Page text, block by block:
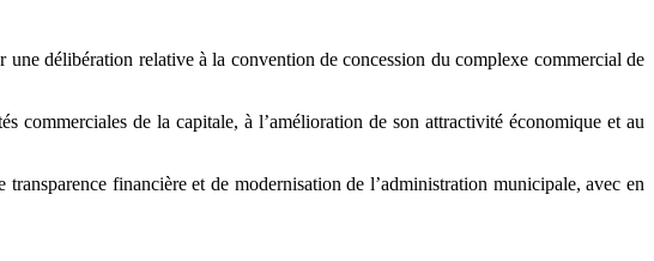
une délibération relative à la convention de concession du complexe commercial de
commerciales de la capitale, à l’amélioration de son attractivité économique et au
financière et de modernisation de l’administration municipale, avec en